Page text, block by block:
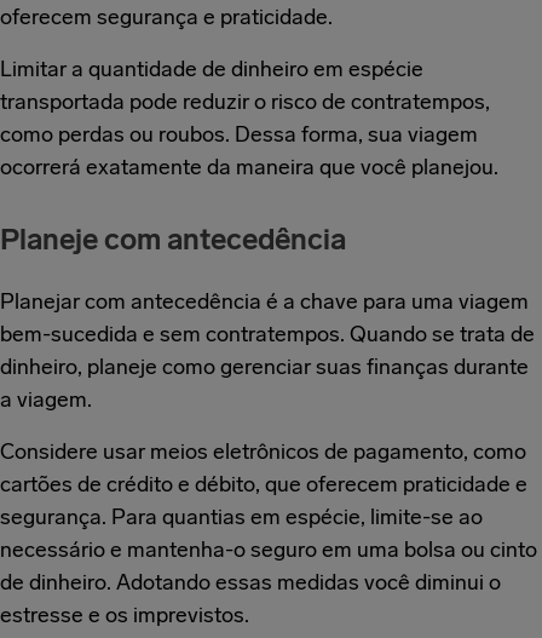
oferecem segurança e praticidade.
Limitar a quantidade de dinheiro em espécie
transportada pode reduzir o risco de contratempos,
como perdas ou roubos. Dessa forma, sua viagem
ocorrerá exatamente da maneira que você planejou.
Planeje com antecedência
Planejar com antecedência é a chave para uma viagem
bem-sucedida e sem contratempos. Quando se trata de
dinheiro, planeje como gerenciar suas finanças durante
a viagem.
Considere usar meios eletrônicos de pagamento, como
cartões de crédito e débito, que oferecem praticidade e
segurança. Para quantias em espécie, limite-se ao
necessário e mantenha-o seguro em uma bolsa ou cinto
de dinheiro. Adotando essas medidas você diminui o
estresse e os imprevistos.